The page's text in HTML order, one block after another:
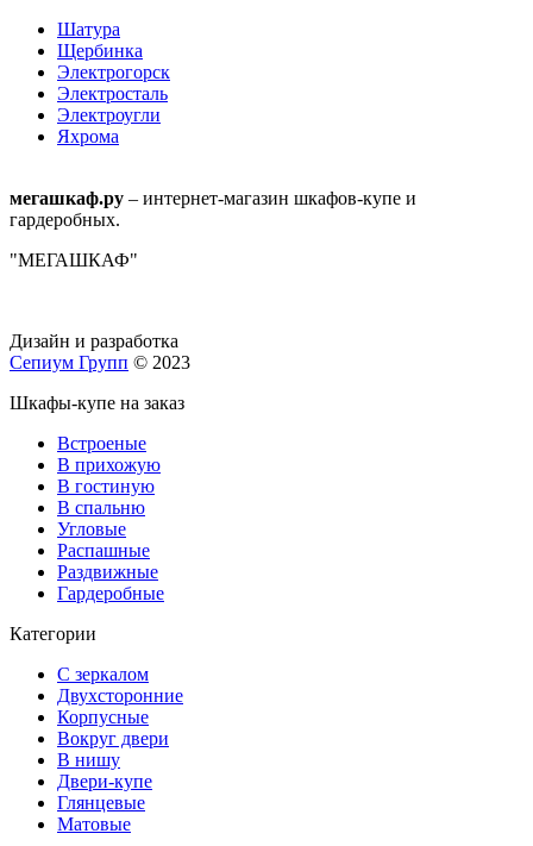
Шатура
Щербинка
Электрогорск
Электросталь
Электроугли
Яхрома
мегашкаф.ру – интернет-магазин шкафов-купе и
гардеробных.
"МЕГАШКАФ"
Дизайн и разработка
Сепиум Групп © 2023
Шкафы-купе на заказ
Встроеные
В прихожую
В гостиную
В спальню
Угловые
Распашные
Раздвижные
Гардеробные
Категории
С зеркалом
Двухсторонние
Корпусные
Вокруг двери
В нишу
Двери-купе
Глянцевые
Матовые